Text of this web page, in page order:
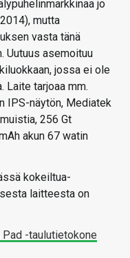
jo
mutta
vasta tänä
Uutuus asemoituu
jossa ei ole
Laite tarjoaa mm.
IPS-näytön, Mediatek
256 Gt
akun 67 watin
kokeiltua-
laitteesta on
-taulutietokone